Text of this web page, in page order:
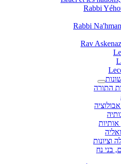
Rabbi
Rabbi
התורה
וציונות
בני נח